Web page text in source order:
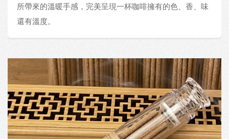
所帶來的溫暖手感，完美呈現一杯咖啡擁有的色、香、味
還有溫度。